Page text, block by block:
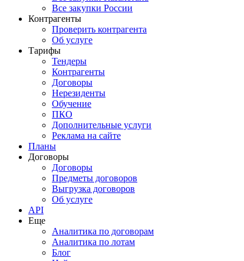
Все закупки России
Контрагенты
Проверить контрагента
Об услуге
Тарифы
Тендеры
Контрагенты
Договоры
Нерезиденты
Обучение
ПКО
Дополнительные услуги
Реклама на сайте
Планы
Договоры
Договоры
Предметы договоров
Выгрузка договоров
Об услуге
API
Еще
Аналитика по договорам
Аналитика по лотам
Блог